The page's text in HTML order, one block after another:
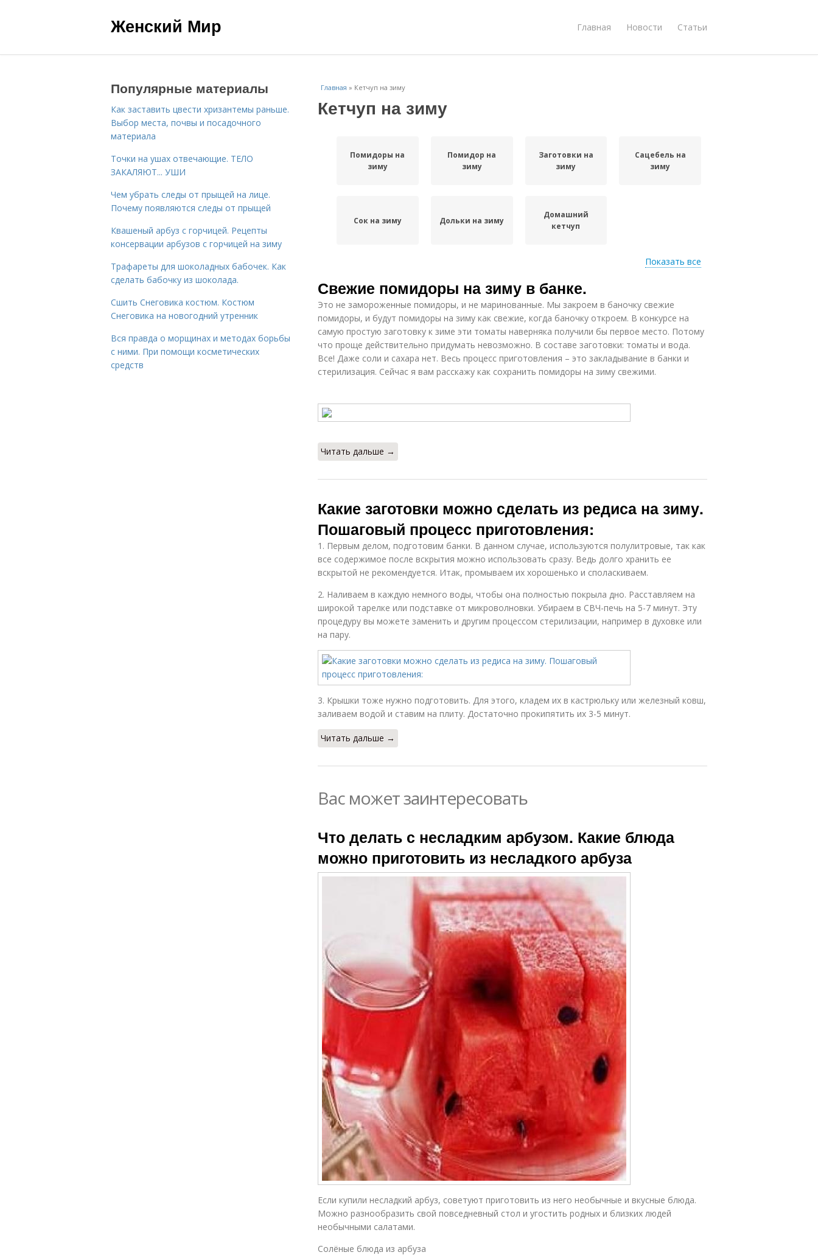
Женский Мир Главная Новости Статьи
Главная » Кетчуп на зиму
Кетчуп на зиму
Помидоры на
зиму
Помидор на
зиму
Заготовки на
зиму
Сацебель на
зиму
Сок на зиму Дольки на зиму
Домашний
кетчуп
Показать все
Свежие помидоры на зиму в банке.
Это не замороженные помидоры, и не маринованные. Мы закроем в баночку свежие
помидоры, и будут помидоры на зиму как свежие, когда баночку откроем. В конкурсе на
самую простую заготовку к зиме эти томаты наверняка получили бы первое место. Потому
что проще действительно придумать невозможно. В составе заготовки: томаты и вода.
Все! Даже соли и сахара нет. Весь процесс приготовления – это закладывание в банки и
стерилизация. Сейчас я вам расскажу как сохранить помидоры на зиму свежими.
Читать дальше →
Какие заготовки можно сделать из редиса на зиму.
Пошаговый процесс приготовления:
1. Первым делом, подготовим банки. В данном случае, используются полулитровые, так как
все содержимое после вскрытия можно использовать сразу. Ведь долго хранить ее
вскрытой не рекомендуется. Итак, промываем их хорошенько и споласкиваем.
2. Наливаем в каждую немного воды, чтобы она полностью покрыла дно. Расставляем на
широкой тарелке или подставке от микроволновки. Убираем в СВЧ-печь на 5-7 минут. Эту
процедуру вы можете заменить и другим процессом стерилизации, например в духовке или
на пару.
3. Крышки тоже нужно подготовить. Для этого, кладем их в кастрюльку или железный ковш,
заливаем водой и ставим на плиту. Достаточно прокипятить их 3-5 минут.
Читать дальше →
Вас может заинтересовать
Что делать с несладким арбузом. Какие блюда
можно приготовить из несладкого арбуза
Если купили несладкий арбуз, советуют приготовить из него необычные и вкусные блюда.
Можно разнообразить свой повседневный стол и угостить родных и близких людей
необычными салатами.
Солёные блюда из арбуза
Популярные материалы
Как заставить цвести хризантемы раньше.
Выбор места, почвы и посадочного
материала
Точки на ушах отвечающие. ТЕЛО
ЗАКАЛЯЮТ... УШИ
Чем убрать следы от прыщей на лице.
Почему появляются следы от прыщей
Квашеный арбуз с горчицей. Рецепты
консервации арбузов с горчицей на зиму
Трафареты для шоколадных бабочек. Как
сделать бабочку из шоколада.
Сшить Снеговика костюм. Костюм
Снеговика на новогодний утренник
Вся правда о морщинах и методах борьбы
с ними. При помощи косметических
средств